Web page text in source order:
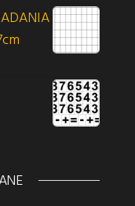
120,00 zł.
115,00 zł.
75,00 zł.70,00 zł.